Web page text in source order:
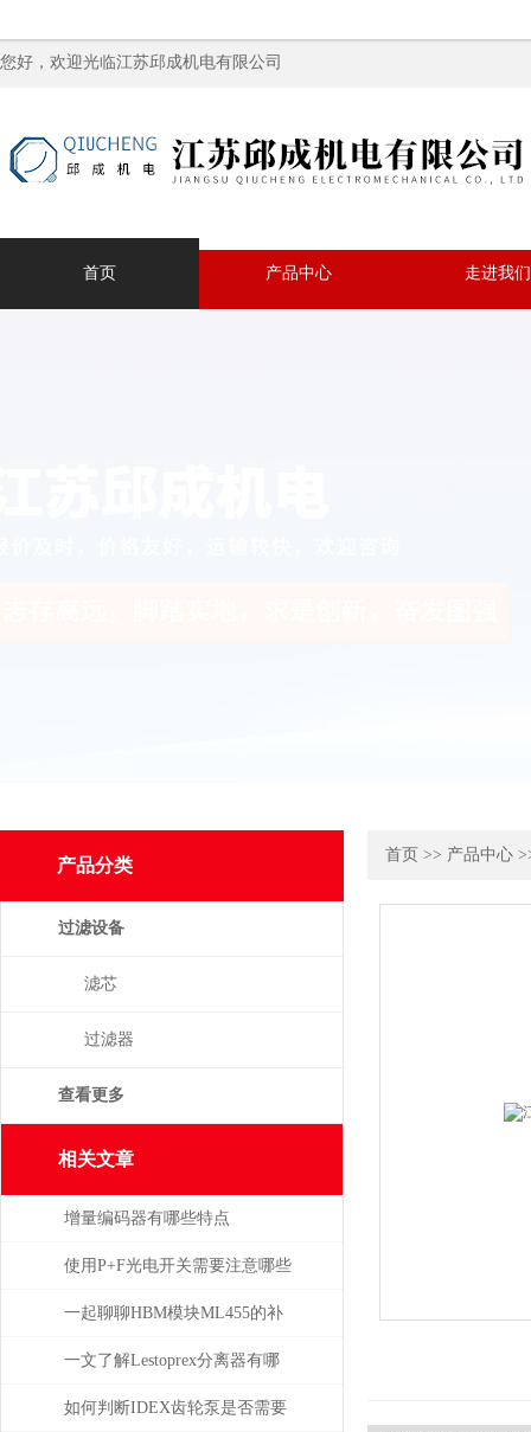
您好，欢迎光临江苏邱成机电有限公司
首页 产品中心 走进我们
产品分类
过滤设备
滤芯
过滤器
查看更多
相关文章
增量编码器有哪些特点
使用P+F光电开关需要注意哪些
问题？
一起聊聊HBM模块ML455的补
偿问题
一文了解Lestoprex分离器有哪
些知识
如何判断IDEX齿轮泵是否需要
首页 >> 产品中心